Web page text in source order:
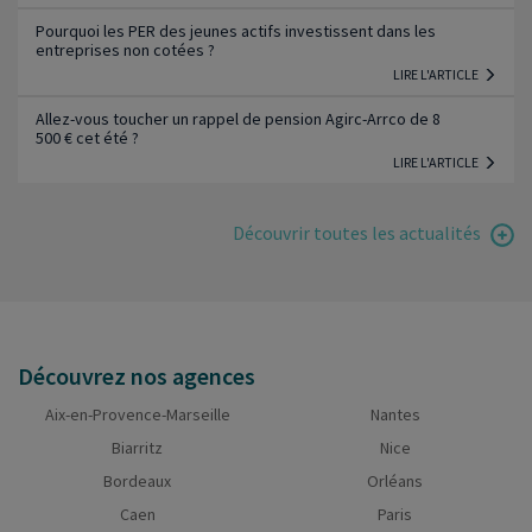
Pourquoi les PER des jeunes actifs investissent dans les
entreprises non cotées ?
LIRE L'ARTICLE
Allez-vous toucher un rappel de pension Agirc-Arrco de 8
500 € cet été ?
LIRE L'ARTICLE
Découvrir toutes les actualités
Découvrez nos agences
Aix-en-Provence-Marseille
Biarritz
Bordeaux
Caen
Nantes
Nice
Orléans
Paris